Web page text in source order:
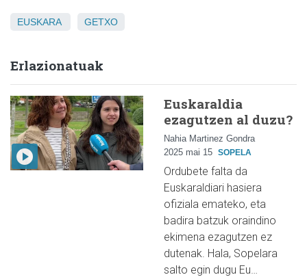
EUSKARA GETXO
Erlazionatuak
Euskaraldia
ezagutzen al duzu?
Nahia Martinez Gondra
2025 mai 15 SOPELA
Ordubete falta da
Euskaraldiari hasiera
ofiziala emateko, eta
badira batzuk oraindino
ekimena ezagutzen ez
dutenak. Hala, Sopelara
salto egin dugu Eu…